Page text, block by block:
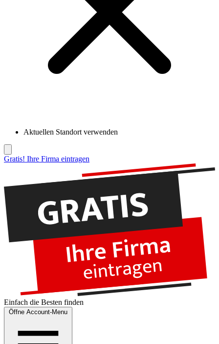
Aktuellen Standort verwenden
Gratis! Ihre Firma eintragen
Einfach die Besten finden
Öffne Account-Menu